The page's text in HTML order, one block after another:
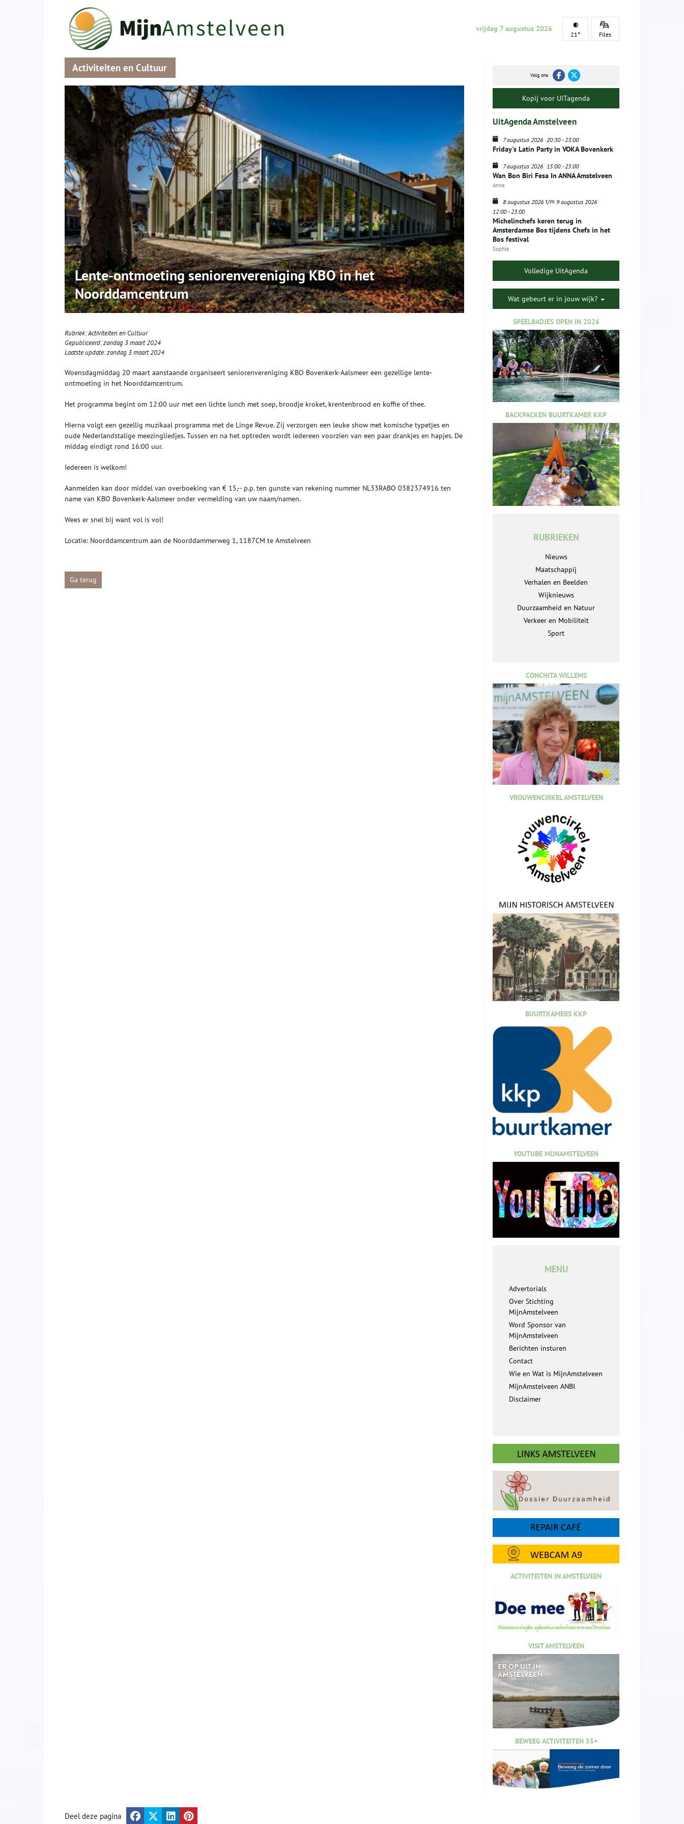
vrijdag 7 augustus 2026
21° Files
Activiteiten en Cultuur
Lente-ontmoeting seniorenvereniging KBO in het
Noorddamcentrum
Rubriek:Activiteiten en Cultuur
Gepubliceerd:zondag 3 maart 2024
Laatste update:zondag 3 maart 2024
Woensdagmiddag 20 maart aanstaande organiseert seniorenvereniging KBO Bovenkerk-Aalsmeer een gezellige lente-
ontmoeting in het Noorddamcentrum.
Het programma begint om 12:00 uur met een lichte lunch met soep, broodje kroket, krentenbrood en koffie of thee.
Hierna volgt een gezellig muzikaal programma met de Linge Revue. Zij verzorgen een leuke show met komische typetjes en
oude Nederlandstalige meezingliedjes. Tussen en na het optreden wordt iedereen voorzien van een paar drankjes en hapjes. De
middag eindigt rond 16:00 uur.
Iedereen is welkom!
Aanmelden kan door middel van overboeking van € 15,-- p.p. ten gunste van rekening nummer NL33RABO 0382374916 ten
name van KBO Bovenkerk-Aalsmeer onder vermelding van uw naam/namen.
Wees er snel bij want vol is vol!
Locatie: Noorddamcentrum aan de Noorddammerweg 1, 1187CM te Amstelveen
Ga terug
Volg ons
Kopij voor UITagenda
UitAgenda Amstelveen
7 augustus 2026 20:30-23:00
Friday's Latin Party in VOKA Bovenkerk
7 augustus 2026 15:00-23:00
Wan Bon Biri Fesa In ANNA Amstelveen
Anna
8 augustus 2026 t/m 9 augustus 2026
12:00-23:00
Michelinchefs keren terug in
Amsterdamse Bos tijdens Chefs in het
Bos festival
Sophie
Volledige UitAgenda
Wat gebeurt er in jouw wijk?
SPEELBADJES OPEN IN 2026
BACKPACKEN BUURTKAMER KKP
RUBRIEKEN
Nieuws
Maatschappij
Verhalen en Beelden
Wijknieuws
Duurzaamheid en Natuur
Verkeer en Mobiliteit
Sport
CONCHITA WILLEMS
VROUWENCIRKEL AMSTELVEEN
BUURTKAMERS KKP
YOUTUBE MIJNAMSTELVEEN
MENU
Advertorials
Over Stichting
MijnAmstelveen
Word Sponsor van
MijnAmstelveen
Berichten insturen
Contact
Wie en Wat is MijnAmstelveen
MijnAmstelveen ANBI
Disclaimer
ACTIVITEITEN IN AMSTELVEEN
VISIT AMSTELVEEN
BEWEEG ACTIVITEITEN 55+
Deel deze pagina